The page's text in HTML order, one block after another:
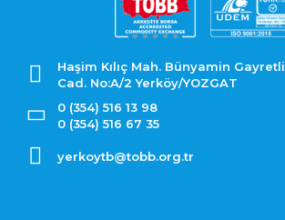
Haşim Kılıç Mah. Bünyamin Gayretli
Cad. No:A/2 Yerköy/YOZGAT
0 (354) 516 13 98
0 (354) 516 67 35
yerkoytb@tobb.org.tr